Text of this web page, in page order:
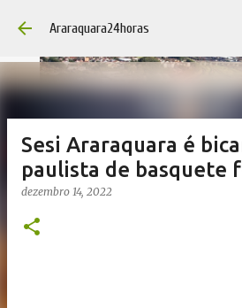
Pular para o conteúdo
Araraquara24horas
Sesi Araraquara é
paulista de basquete
dezembro 14, 2022